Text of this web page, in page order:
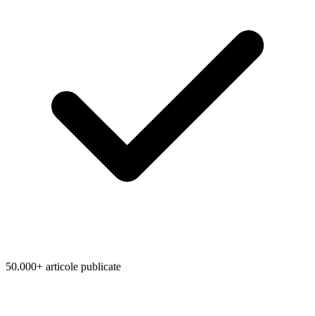
50.000+ articole publicate